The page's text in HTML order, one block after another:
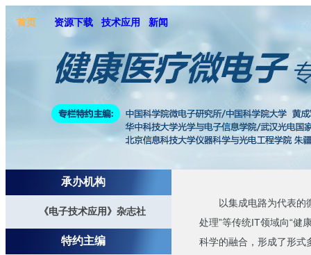
首页 资源下载 技术应用 新闻
承办机构
《电子技术应用》杂志社
特约主编
以集成电路为代表的微
处理”等传统IT领域向“健
科学的融合，形成了形式